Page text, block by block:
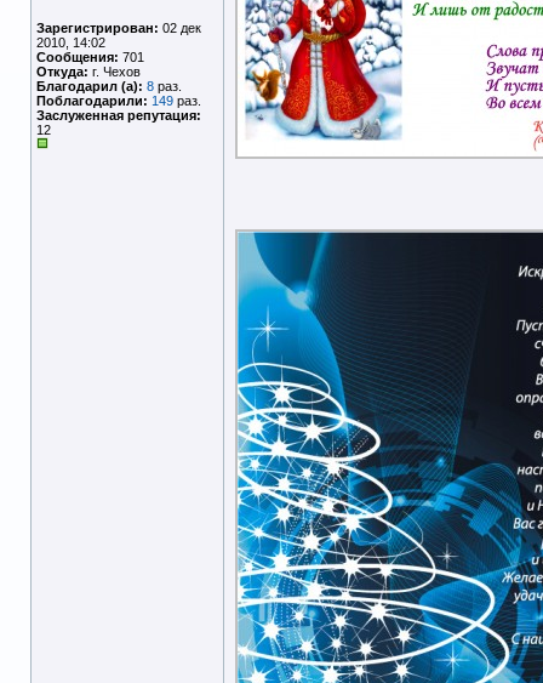
Зарегистрирован: 02 дек
2010, 14:02
Сообщения: 701
Откуда: г. Чехов
Благодарил (а): 8 раз.
Поблагодарили: 149 раз.
Заслуженная репутация:
12